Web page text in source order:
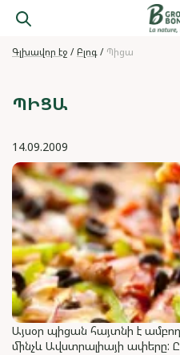
Գլխավոր էջ Բլոգ Պիցա
ՊԻՑԱ
14.09.2009
Այսօր պիցան հայտնի է
մինչև Ավստրալիայի ափերը: